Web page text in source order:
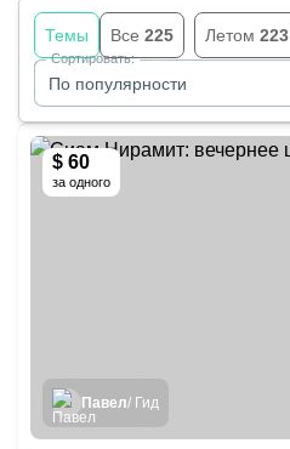
Темы Все 225 Летом 223
По популярности
Сортировать:
$ 60
за одного
Павел/ Гид